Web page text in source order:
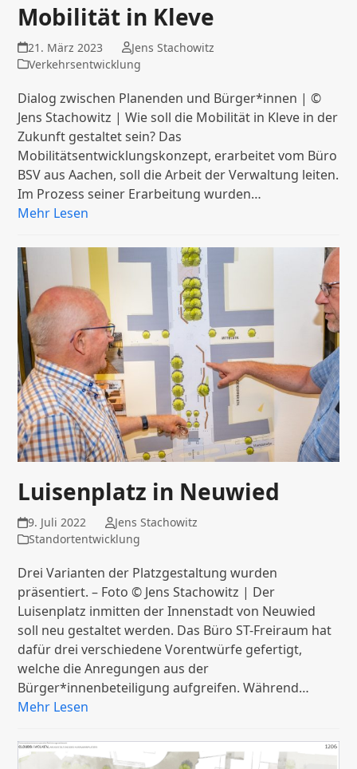
Mobilität in Kleve
21. März 2023
Jens Stachowitz
Verkehrsentwicklung
Dialog zwischen Planenden und Bürger*innen | ©
Jens Stachowitz | Wie soll die Mobilität in Kleve in der
Zukunft gestaltet sein? Das
Mobilitätsentwicklungskonzept, erarbeitet vom Büro
BSV aus Aachen, soll die Arbeit der Verwaltung leiten.
Im Prozess seiner Erarbeitung wurden…
Mehr Lesen
Luisenplatz in Neuwied
9. Juli 2022
Jens Stachowitz
Standortentwicklung
Drei Varianten der Platzgestaltung wurden
präsentiert. – Foto © Jens Stachowitz | Der
Luisenplatz inmitten der Innenstadt von Neuwied
soll neu gestaltet werden. Das Büro ST-Freiraum hat
dafür drei verschiedene Vorentwürfe gefertigt,
welche die Anregungen aus der
Bürger*innenbeteiligung aufgreifen. Während…
Mehr Lesen